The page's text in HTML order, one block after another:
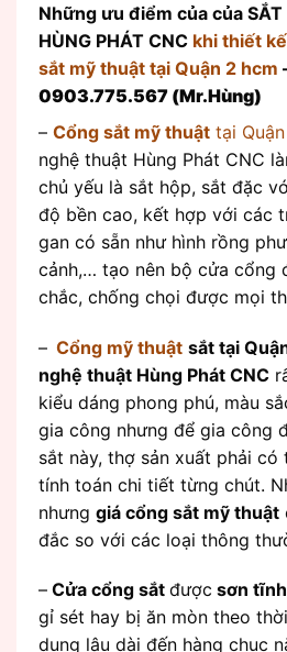
Những ưu điểm của của SẮT
HÙNG PHÁT CNC khi thiết
sắt mỹ thuật tại Quận 2 hcm
0903.775.567 (Mr.Hùng)
– Cổng sắt mỹ thuật tại
nghệ thuật Hùng Phát CNC
chủ yếu là sắt hộp, sắt đặc
độ bền cao, kết hợp với các
gan có sẵn như hình rồng
cảnh,… tạo nên bộ cửa cổng
chắc, chống chọi được mọi
– Cổng mỹ thuật sắt tại
nghệ thuật Hùng Phát CNC
kiểu dáng phong phú, màu
gia công nhưng để gia công
sắt này, thợ sản xuất phải
tính toán chi tiết từng chút.
nhưng giá cổng sắt mỹ thuật
đắc so với các loại thông
– Cửa cổng sắt được sơn
gỉ sét hay bị ăn mòn theo
dụng lâu dài đến hàng chục